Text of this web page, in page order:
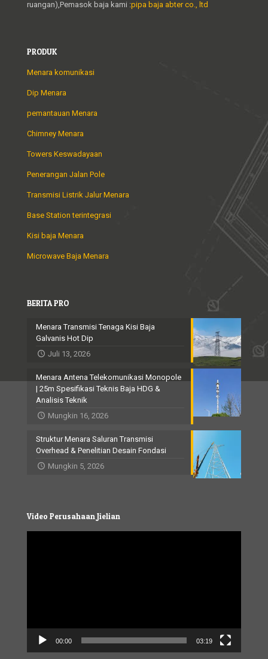
ruangan),Pemasok baja kami :pipa baja abter co., ltd
PRODUK
Menara komunikasi
Dip Menara
pemantauan Menara
Chimney Menara
Towers Keswadayaan
Penerangan Jalan Pole
Transmisi Listrik Jalur Menara
Base Station terintegrasi
Kisi baja Menara
Microwave Baja Menara
BERITA PRO
Menara Transmisi Tenaga Kisi Baja
Galvanis Hot Dip
Juli 13, 2026
Menara Antena Telekomunikasi Monopole
| 25m Spesifikasi Teknis Baja HDG &
Analisis Teknik
Mungkin 16, 2026
Struktur Menara Saluran Transmisi
Overhead & Penelitian Desain Fondasi
Mungkin 5, 2026
Video Perusahaan Jielian
00:00 03:19